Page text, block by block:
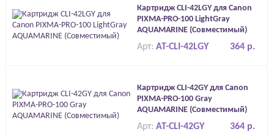
Картридж CLI-42LGY для Canon
PIXMA-PRO-100 LightGray
AQUAMARINE (Совместимый)
364 р.
Арт:AT-CLI-42LGY
Картридж CLI-42GY для Canon
PIXMA-PRO-100 Gray
AQUAMARINE (Совместимый)
364 р.
Арт:AT-CLI-42GY